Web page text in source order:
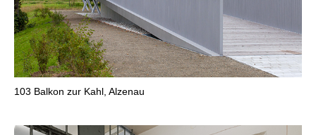
103 Balkon zur Kahl, Alzenau